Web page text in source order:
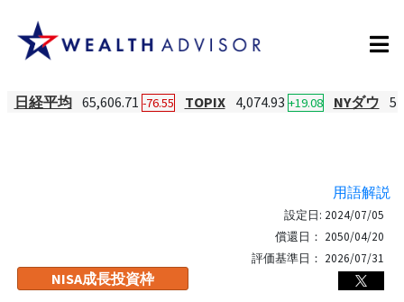
日経平均 65,606.71 -76.55 TOPIX 4,074.93 +19.08 NYダウ
用語解説
NISA成長投資枠
設定日: 2024/07/05
償還日： 2050/04/20
評価基準日： 2026/07/31